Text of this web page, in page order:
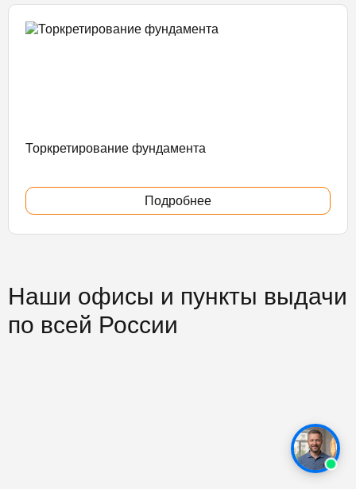
Торкретирование фундамента
Подробнее
Наши офисы и пункты выдачи
по всей России